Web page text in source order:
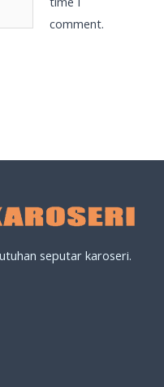
comment.
seputar karoseri.